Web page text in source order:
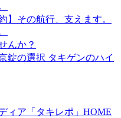
】その航行、支えます。
んか？
錠の選択 タキゲンのハイ
ィア「タキレポ」HOME